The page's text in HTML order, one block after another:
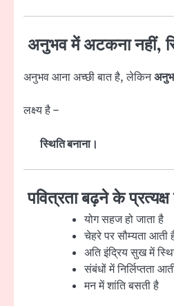
अनुभव में अटकना नहीं,
अनुभव आना अच्छी बात है, लेकिन
लक्ष्य है –
स्थिति बनाना।
पवित्रता बढ़ने के
योग सहज हो जाता है
चेहरे पर सौम्यता आती
अति इंद्रिय सुख में
संबंधों में निर्लिप्तता
मन में शांति बसती है